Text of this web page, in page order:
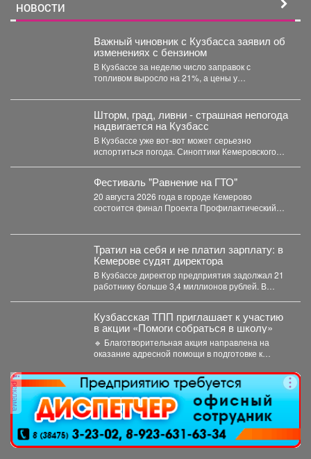
НОВОСТИ
Важный чиновник с Кузбасса заявил об
изменениях с бензином
В Кузбассе за неделю число заправок с
топливом выросло на 21%, а цены у
Шторм, град, ливни - страшная непогода
надвигается на Кузбасс
В Кузбассе уже вот-вот может серьезно
испортиться погода. Синоптики Кемеровского
Фестиваль "Равнение на ГТО"
20 августа 2026 года в городе Кемерово
состоится финал Проекта Профилактический
Тратил на себя и не платил зарплату: в
Кемерове судят директора
В Кузбассе директор предприятия задолжал 21
работнику больше 3,4 миллионов рублей. В
Кузбасская ТПП приглашает к участию
в акции «Помоги собраться в школу»
🔹 Благотворительная акция направлена на
оказание адресной помощи в подготовке к
реклама